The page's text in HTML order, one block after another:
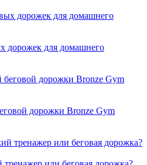
дорожек для домашнего
дорожки Bronze Gym